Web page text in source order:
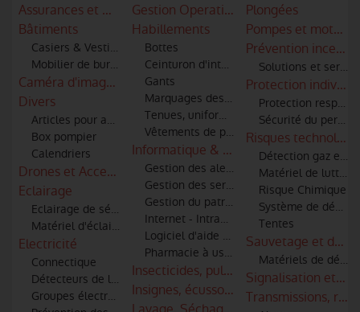
Assurances et mutuelles
Bâtiments
Casiers & Vestiaires
Mobilier de bureau
Caméra d'imagerie thermique - infra rouge
Divers
Articles pour amicale
Box pompier
Calendriers
Drones et Accessoires
Eclairage
Eclairage de sécurité
Matériel d'éclairage
Electricité
Connectique
Détecteurs de lignes haute tension pour moyens aériens
Groupes électrogènes
Gestion Operationnelle
Habillements
Bottes
Ceinturon d'intervention
Gants
Marquages des articles textiles
Tenues, uniformes
Vêtements de protection, scaphandres
Informatique & logiciels
Gestion des alertes et informatique
Gestion des services techniques
Gestion du patrimoine
Internet - Intranet - Extranet
Logiciel d'aide à la décision
Pharmacie à usage intérieur
Insecticides, pulvérisateurs,
Insignes, écussons et patronymes
Plongées
Pompes et
Prévention incendie
Solutions et
Protection
Protection
Sécurité du
Risques
Détection gaz et
Matériel de lutte
Risque Chimique
Système de
Tentes
Sauvetage et
Matériels de
Signalisation et
Transmissions,